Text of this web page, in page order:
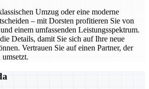
Umzug oder eine moderne
– mit Dorsten profitieren Sie von
einem umfassenden Leistungsspektrum.
Details, damit Sie sich auf Ihre neue
Vertrauen Sie auf einen Partner, der